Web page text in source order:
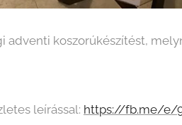
adventi koszorúkészítést,
leírással: https://fb.me/e/